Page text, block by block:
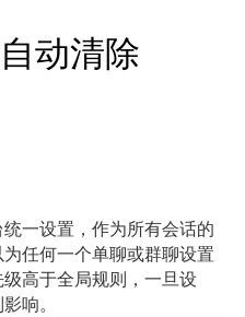
动清除
一设置，作为所有会话的
任何一个单聊或群聊设置
高于全局规则，一旦设
响。